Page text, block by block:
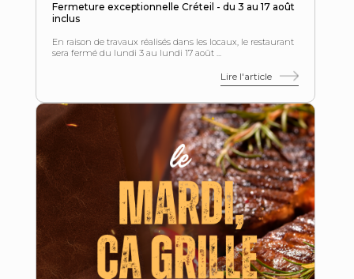
Fermeture exceptionnelle Créteil - du 3 au 17 août
inclus
En raison de travaux réalisés dans les locaux, le restaurant
sera fermé du lundi 3 au lundi 17 août ...
Lire l'article